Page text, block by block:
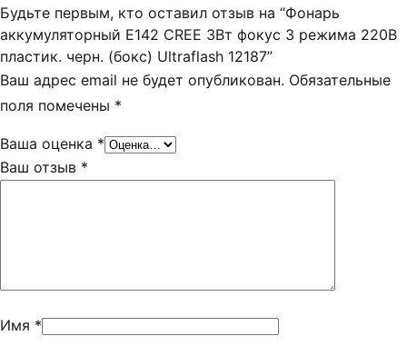
Будьте первым, кто оставил отзыв на “Фонарь
аккумуляторный E142 CREE 3Вт фокус 3 режима 220В
пластик. черн. (бокс) Ultraflash 12187”
Ваш адрес email не будет опубликован. Обязательные
поля помечены *
Ваша оценка *
Ваш отзыв *
Имя *